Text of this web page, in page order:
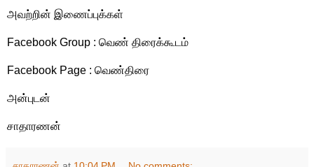
அவற்றின் இணைப்புக்கள்
Facebook Group : வெண் திரைக்கூடம்
Facebook Page : வெண்திரை
அன்புடன்
சாதாரணன்